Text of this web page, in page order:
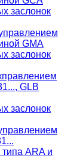
заслонок
GMA
заслонок
GLB
заслонок
ARA и